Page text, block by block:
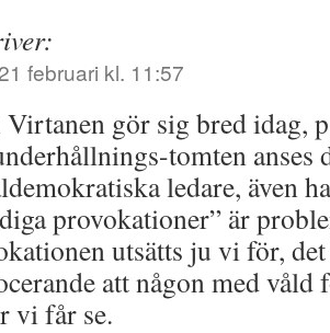
februari kl. 11:57
Virtanen gör sig bred idag,
tomten anses
ledare, även
provokationer” är
utsätts ju vi för,
att någon med
vi får se.